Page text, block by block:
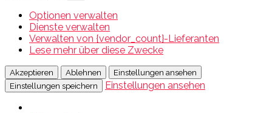
Optionen verwalten
Dienste verwalten
Verwalten von {vendor_count}-Lieferanten
Lese mehr über diese Zwecke
Akzeptieren Ablehnen
Einstellungen ansehen
Einstellungen speichern
Einstellungen ansehen